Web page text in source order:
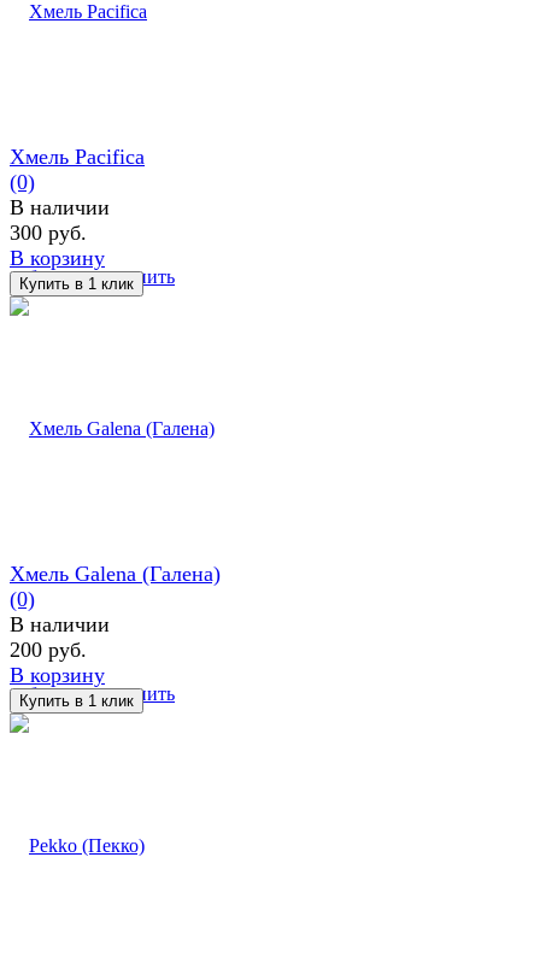
избранное сравнить
Хмель Pacifica
(0)
В наличии
300 руб.
В корзину
избранное сравнить
Хмель Galena (Галена)
(0)
В наличии
200 руб.
В корзину